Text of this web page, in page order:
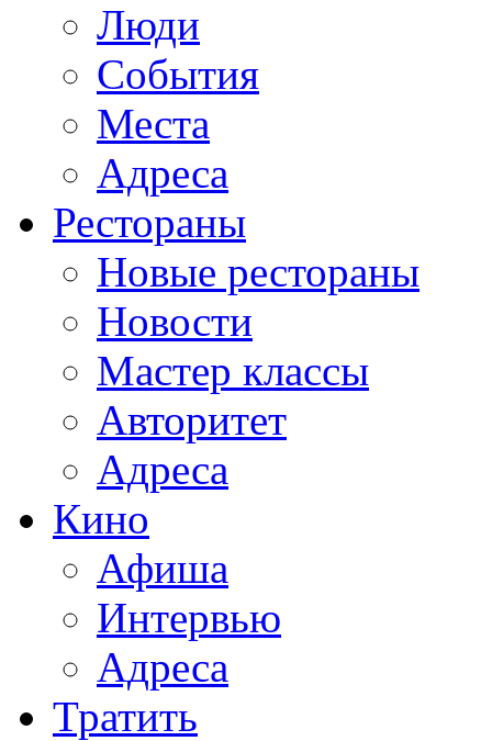
Люди
События
Места
Адреса
Рестораны
Новые рестораны
Новости
Мастер классы
Авторитет
Адреса
Кино
Афиша
Интервью
Адреса
Тратить